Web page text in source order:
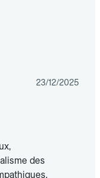
23/12/2025
des